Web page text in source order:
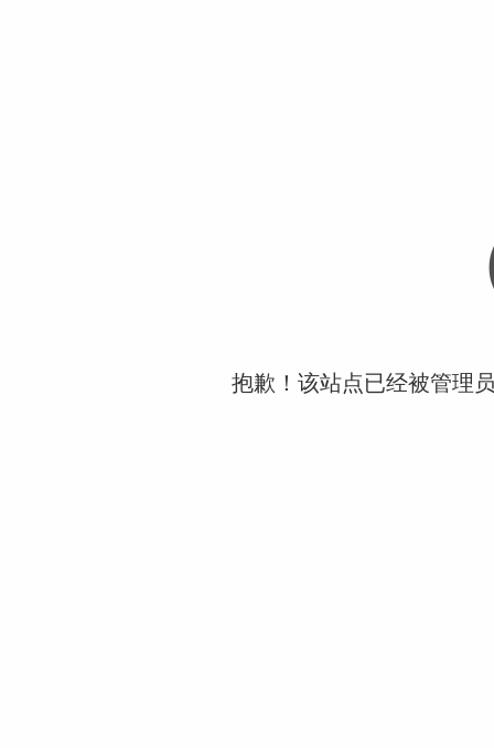
抱歉！该站点已经被管理